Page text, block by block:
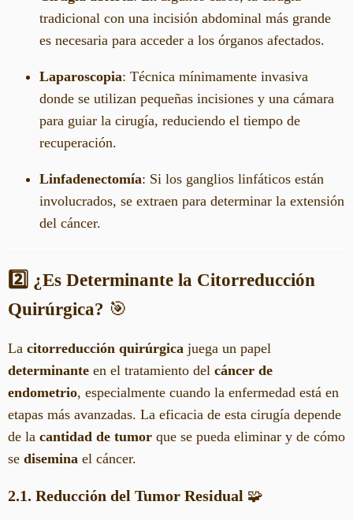
tradicional con una incisión abdominal más grande
es necesaria para acceder a los órganos afectados.
Laparoscopia: Técnica mínimamente invasiva
donde se utilizan pequeñas incisiones y una cámara
para guiar la cirugía, reduciendo el tiempo de
recuperación.
Linfadenectomía: Si los ganglios linfáticos están
involucrados, se extraen para determinar la extensión
del cáncer.
2️⃣ ¿Es Determinante la Citorreducción
Quirúrgica? 🎯
La citorreducción quirúrgica juega un papel
determinante en el tratamiento del cáncer de
endometrio, especialmente cuando la enfermedad está en
etapas más avanzadas. La eficacia de esta cirugía depende
de la cantidad de tumor que se pueda eliminar y de cómo
se disemina el cáncer.
2.1. Reducción del Tumor Residual 🧩